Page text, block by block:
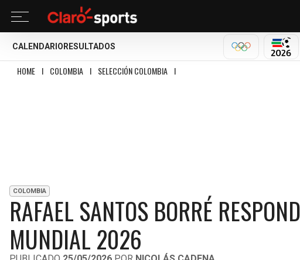
CALENDARIO RESULTADOS
OLÍMPICOS
HOME I COLOMBIA I SELECCIÓN COLOMBIA I
COLOMBIA
RAFAEL SANTOS BORRÉ
MUNDIAL 2026